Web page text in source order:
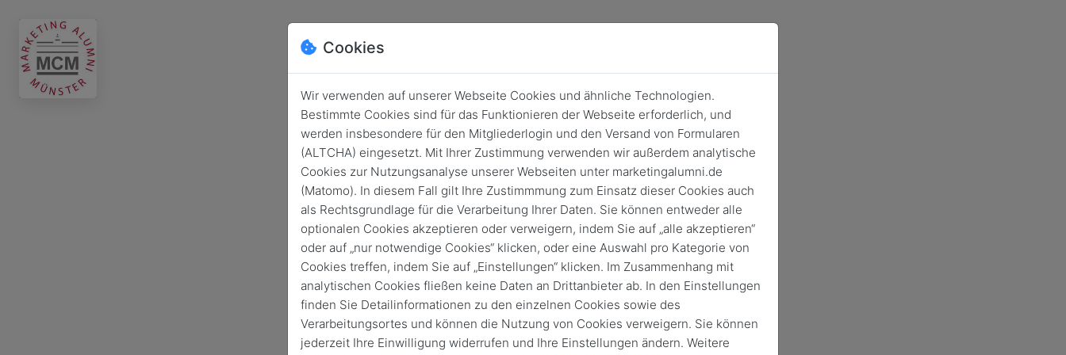
Login
Keine Zugangsdaten?
Cookies
Wir verwenden auf unserer Webseite Cookies und ähnliche Technologien.
Bestimmte Cookies sind für das Funktionieren der Webseite erforderlich, und
werden insbesondere für den Mitgliederlogin und den Versand von Formularen
(ALTCHA) eingesetzt. Mit Ihrer Zustimmung verwenden wir außerdem analytische
Cookies zur Nutzungsanalyse unserer Webseiten unter marketingalumni.de
(Matomo). In diesem Fall gilt Ihre Zustimmmung zum Einsatz dieser Cookies auch
als Rechtsgrundlage für die Verarbeitung Ihrer Daten. Sie können entweder alle
optionalen Cookies akzeptieren oder verweigern, indem Sie auf „alle akzeptieren“
oder auf „nur notwendige Cookies“ klicken, oder eine Auswahl pro Kategorie von
Cookies treffen, indem Sie auf „Einstellungen“ klicken. Im Zusammenhang mit
analytischen Cookies fließen keine Daten an Drittanbieter ab. In den Einstellungen
finden Sie Detailinformationen zu den einzelnen Cookies sowie des
Verarbeitungsortes und können die Nutzung von Cookies verweigern. Sie können
jederzeit Ihre Einwilligung widerrufen und Ihre Einstellungen ändern. Weitere